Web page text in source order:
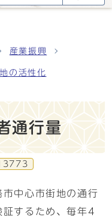
産業振興
の活性化
通行量
中心市街地の通行
証するため、毎年4